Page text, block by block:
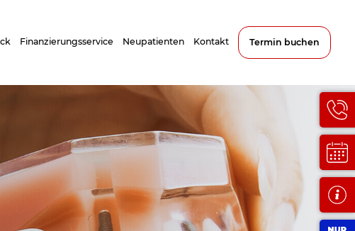
Finanzierungsservice Neupatienten Kontakt Termin buchen